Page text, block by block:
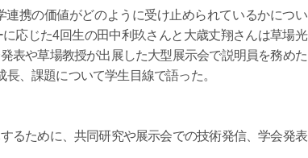
携の価値がどのように受け止められているかについ
応じた4回生の田中利玖さんと大歳丈翔さんは草場光
表や草場教授が出展した大型展示会で説明員を務めた
、課題について学生目線で語った。
るために、共同研究や展示会での技術発信、学会発表